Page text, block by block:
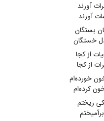
آورند
آورند
بستگان
خستگان
از کجا
از کجا
خورده‌ام
کرده‌ام
ریختم